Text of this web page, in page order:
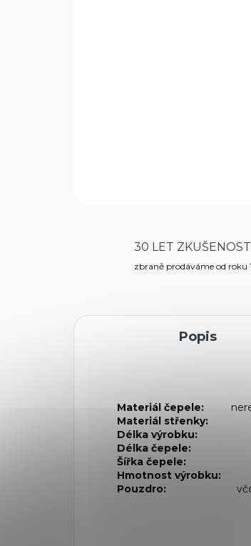
30 LET ZKUŠENOSTÍ
zbraně prodáváme od roku
Popis
Materiál čepele:
Materiál střenky:
Délka výrobku:
Délka čepele:
Šířka čepele:
Hmotnost výrobku:
Pouzdro: